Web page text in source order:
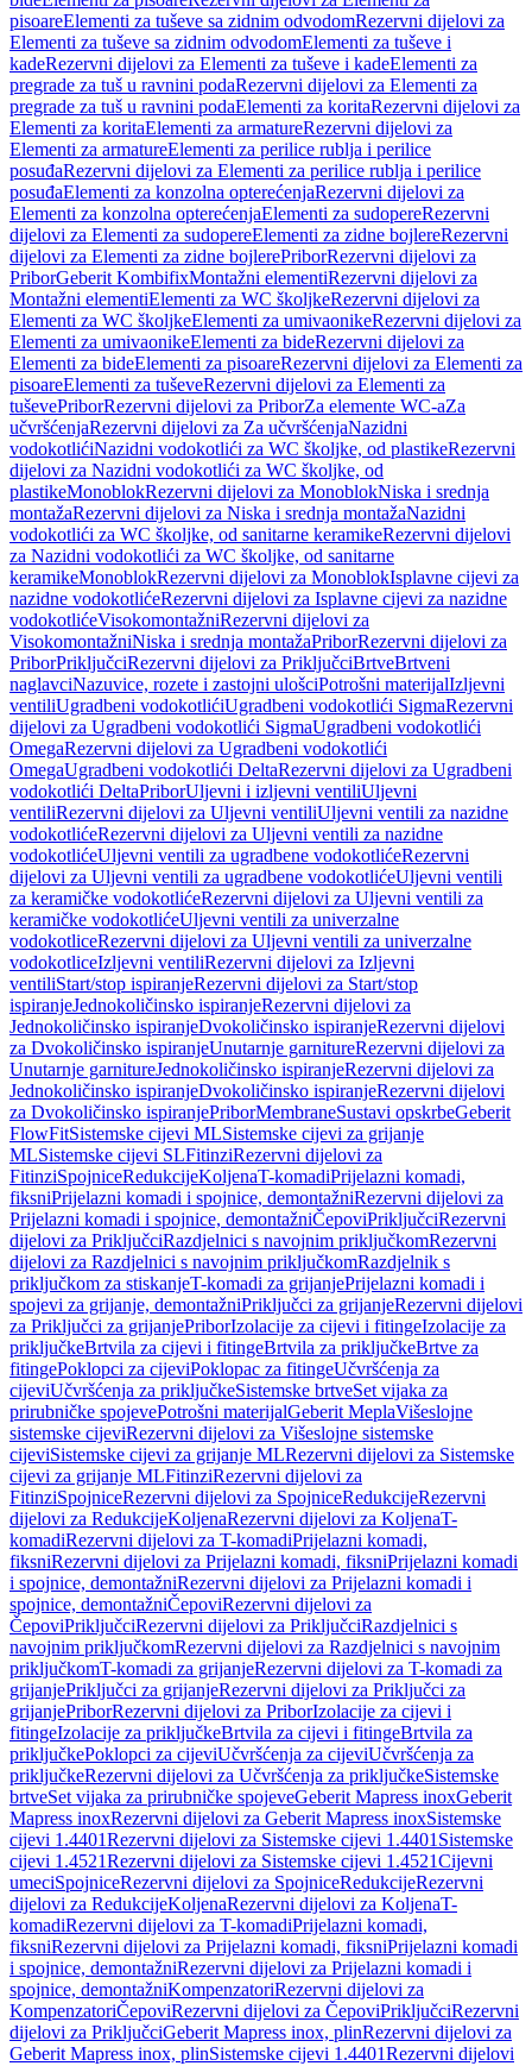
pisoareElementi za tuševe sa zidnim odvodomRezervni dijelovi za
Elementi za tuševe sa zidnim odvodomElementi za tuševe i
kadeRezervni dijelovi za Elementi za tuševe i kadeElementi za
pregrade za tuš u ravnini podaRezervni dijelovi za Elementi za
pregrade za tuš u ravnini podaElementi za koritaRezervni dijelovi za
Elementi za koritaElementi za armatureRezervni dijelovi za
Elementi za armatureElementi za perilice rublja i perilice
posuđaRezervni dijelovi za Elementi za perilice rublja i perilice
posuđaElementi za konzolna opterećenjaRezervni dijelovi za
Elementi za konzolna opterećenjaElementi za sudopereRezervni
dijelovi za Elementi za sudopereElementi za zidne bojlereRezervni
dijelovi za Elementi za zidne bojlerePriborRezervni dijelovi za
PriborGeberit KombifixMontažni elementiRezervni dijelovi za
Montažni elementiElementi za WC školjkeRezervni dijelovi za
Elementi za WC školjkeElementi za umivaonikeRezervni dijelovi za
Elementi za umivaonikeElementi za bideRezervni dijelovi za
Elementi za bideElementi za pisoareRezervni dijelovi za Elementi za
pisoareElementi za tuševeRezervni dijelovi za Elementi za
tuševePriborRezervni dijelovi za PriborZa elemente WC-aZa
učvršćenjaRezervni dijelovi za Za učvršćenjaNazidni
vodokotlićiNazidni vodokotlići za WC školjke, od plastikeRezervni
dijelovi za Nazidni vodokotlići za WC školjke, od
plastikeMonoblokRezervni dijelovi za MonoblokNiska i srednja
montažaRezervni dijelovi za Niska i srednja montažaNazidni
vodokotlići za WC školjke, od sanitarne keramikeRezervni dijelovi
za Nazidni vodokotlići za WC školjke, od sanitarne
keramikeMonoblokRezervni dijelovi za MonoblokIsplavne cijevi za
nazidne vodokotlićeRezervni dijelovi za Isplavne cijevi za nazidne
vodokotlićeVisokomontažniRezervni dijelovi za
VisokomontažniNiska i srednja montažaPriborRezervni dijelovi za
PriborPriključciRezervni dijelovi za PriključciBrtveBrtveni
naglavciNazuvice, rozete i zastojni ulošciPotrošni materijalIzljevni
ventiliUgradbeni vodokotlićiUgradbeni vodokotlići SigmaRezervni
dijelovi za Ugradbeni vodokotlići SigmaUgradbeni vodokotlići
OmegaRezervni dijelovi za Ugradbeni vodokotlići
OmegaUgradbeni vodokotlići DeltaRezervni dijelovi za Ugradbeni
vodokotlići DeltaPriborUljevni i izljevni ventiliUljevni
ventiliRezervni dijelovi za Uljevni ventiliUljevni ventili za nazidne
vodokotlićeRezervni dijelovi za Uljevni ventili za nazidne
vodokotlićeUljevni ventili za ugradbene vodokotlićeRezervni
dijelovi za Uljevni ventili za ugradbene vodokotlićeUljevni ventili
za keramičke vodokotlićeRezervni dijelovi za Uljevni ventili za
keramičke vodokotlićeUljevni ventili za univerzalne
vodokotliceRezervni dijelovi za Uljevni ventili za univerzalne
vodokotliceIzljevni ventiliRezervni dijelovi za Izljevni
ventiliStart/stop ispiranjeRezervni dijelovi za Start/stop
ispiranjeJednokoličinsko ispiranjeRezervni dijelovi za
Jednokoličinsko ispiranjeDvokoličinsko ispiranjeRezervni dijelovi
za Dvokoličinsko ispiranjeUnutarnje garnitureRezervni dijelovi za
Unutarnje garnitureJednokoličinsko ispiranjeRezervni dijelovi za
Jednokoličinsko ispiranjeDvokoličinsko ispiranjeRezervni dijelovi
za Dvokoličinsko ispiranjePriborMembraneSustavi opskrbeGeberit
FlowFitSistemske cijevi MLSistemske cijevi za grijanje
MLSistemske cijevi SLFitinziRezervni dijelovi za
FitinziSpojniceRedukcijeKoljenaT-komadiPrijelazni komadi,
fiksniPrijelazni komadi i spojnice, demontažniRezervni dijelovi za
Prijelazni komadi i spojnice, demontažniČepoviPriključciRezervni
dijelovi za PriključciRazdjelnici s navojnim priključkomRezervni
dijelovi za Razdjelnici s navojnim priključkomRazdjelnik s
priključkom za stiskanjeT-komadi za grijanjePrijelazni komadi i
spojevi za grijanje, demontažniPriključci za grijanjeRezervni dijelovi
za Priključci za grijanjePriborIzolacije za cijevi i fitingeIzolacije za
priključkeBrtvila za cijevi i fitingeBrtvila za priključkeBrtve za
fitingePoklopci za cijeviPoklopac za fitingeUčvršćenja za
cijeviUčvršćenja za priključkeSistemske brtveSet vijaka za
prirubničke spojevePotrošni materijalGeberit MeplaVišeslojne
sistemske cijeviRezervni dijelovi za Višeslojne sistemske
cijeviSistemske cijevi za grijanje MLRezervni dijelovi za Sistemske
cijevi za grijanje MLFitinziRezervni dijelovi za
FitinziSpojniceRezervni dijelovi za SpojniceRedukcijeRezervni
dijelovi za RedukcijeKoljenaRezervni dijelovi za KoljenaT-
komadiRezervni dijelovi za T-komadiPrijelazni komadi,
fiksniRezervni dijelovi za Prijelazni komadi, fiksniPrijelazni komadi
i spojnice, demontažniRezervni dijelovi za Prijelazni komadi i
spojnice, demontažniČepoviRezervni dijelovi za
ČepoviPriključciRezervni dijelovi za PriključciRazdjelnici s
navojnim priključkomRezervni dijelovi za Razdjelnici s navojnim
priključkomT-komadi za grijanjeRezervni dijelovi za T-komadi za
grijanjePriključci za grijanjeRezervni dijelovi za Priključci za
grijanjePriborRezervni dijelovi za PriborIzolacije za cijevi i
fitingeIzolacije za priključkeBrtvila za cijevi i fitingeBrtvila za
priključkePoklopci za cijeviUčvršćenja za cijeviUčvršćenja za
priključkeRezervni dijelovi za Učvršćenja za priključkeSistemske
brtveSet vijaka za prirubničke spojeveGeberit Mapress inoxGeberit
Mapress inoxRezervni dijelovi za Geberit Mapress inoxSistemske
cijevi 1.4401Rezervni dijelovi za Sistemske cijevi 1.4401 Sistemske
cijevi 1.4521Rezervni dijelovi za Sistemske cijevi 1.4521Cijevni
umeciSpojniceRezervni dijelovi za SpojniceRedukcijeRezervni
dijelovi za RedukcijeKoljenaRezervni dijelovi za KoljenaT-
komadiRezervni dijelovi za T-komadiPrijelazni komadi,
fiksniRezervni dijelovi za Prijelazni komadi, fiksniPrijelazni komadi
i spojnice, demontažniRezervni dijelovi za Prijelazni komadi i
spojnice, demontažniKompenzatoriRezervni dijelovi za
KompenzatoriČepoviRezervni dijelovi za ČepoviPriključciRezervni
dijelovi za PriključciGeberit Mapress inox, plinRezervni dijelovi za
Geberit Mapress inox, plinSistemske cijevi 1.4401Rezervni dijelovi